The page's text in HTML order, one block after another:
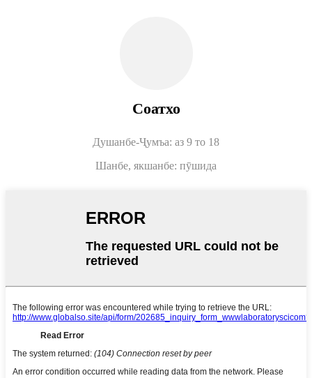
Соатхо
Душанбе-Ҷумъа: аз 9 то 18
Шанбе, якшанбе: пӯшида